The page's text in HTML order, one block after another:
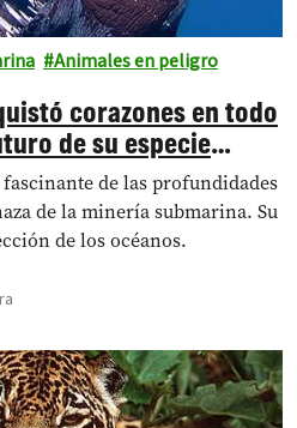
Animales en peligro
corazones en todo
de su especie
de las profundidades
de la minería submarina. Su
de los océanos.